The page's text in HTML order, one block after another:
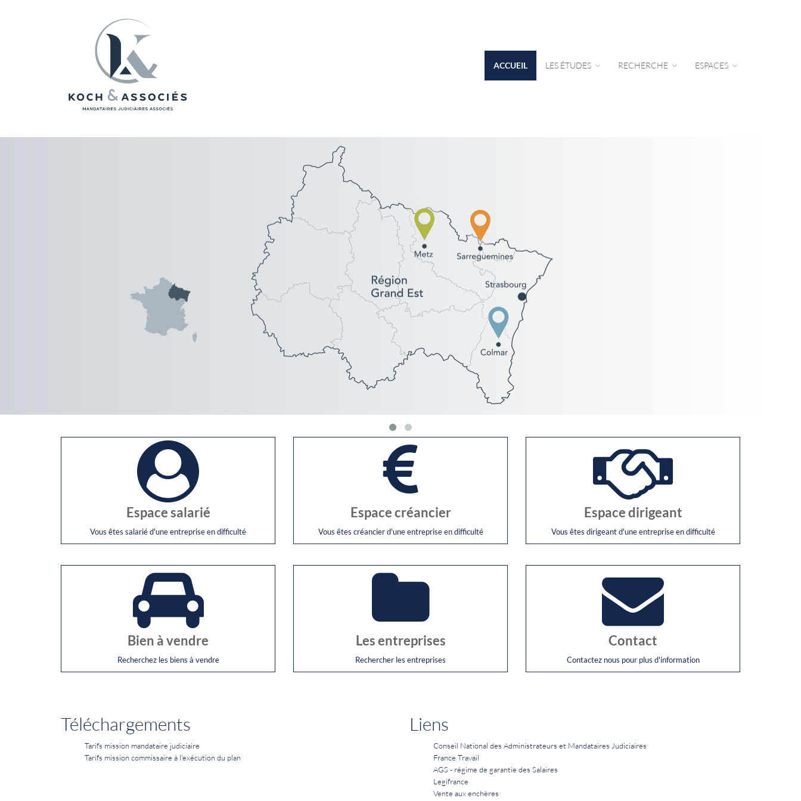
ACCUEIL LES ÉTUDES RECHERCHE ESPACES
Espace salarié
Vous êtes salarié d'une entreprise en difficulté
Espace créancier
Vous êtes créancier d'une entreprise en difficulté
Espace dirigeant
Vous êtes dirigeant d'une entreprise en difficulté
Bien à vendre
Recherchez les biens à vendre
Les entreprises
Rechercher les entreprises
Contact
Contactez nous pour plus d'information
Téléchargements
Tarifs mission mandataire judiciaire
Tarifs mission commissaire à l'exécution du plan
Liens
Conseil National des Administrateurs et Mandataires Judiciaires
France Travail
AGS - régime de garantie des Salaires
Legifrance
Vente aux enchères